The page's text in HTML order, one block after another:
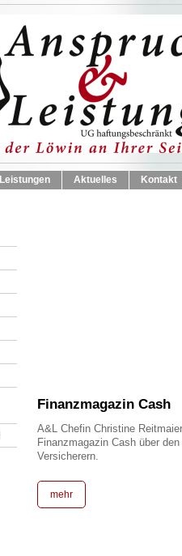
Leistungen Aktuelles Kontakt
Finanzmagazin Cash
A&L Chefin Christine
Finanzmagazin Cash über
Versicherern.
mehr